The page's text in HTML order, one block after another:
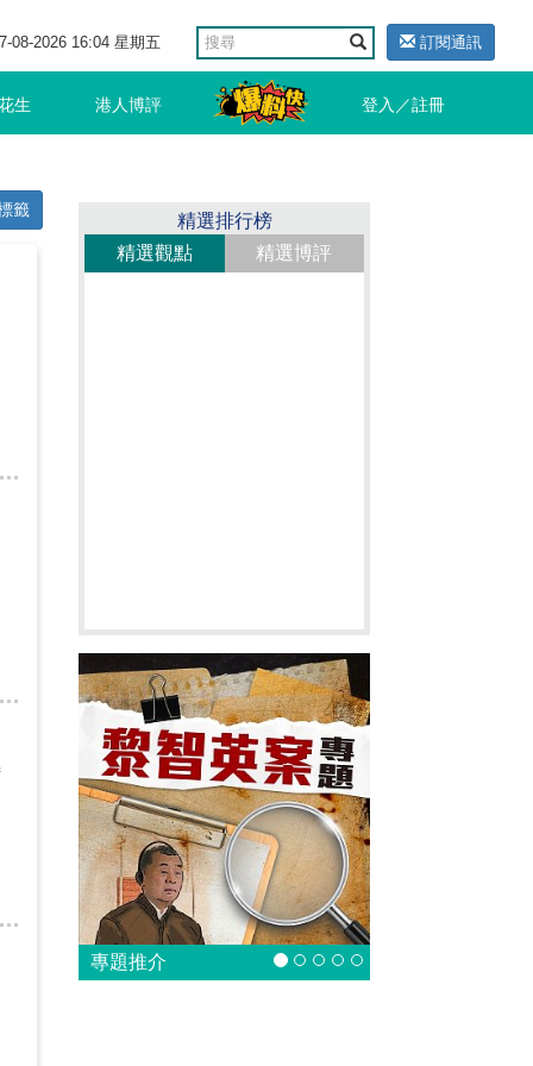
08-2026 16:04 星期五 訂閱通訊
生 港人博評 登入／註冊
籤
精選排行榜
精選觀點
精選博評
專題推介